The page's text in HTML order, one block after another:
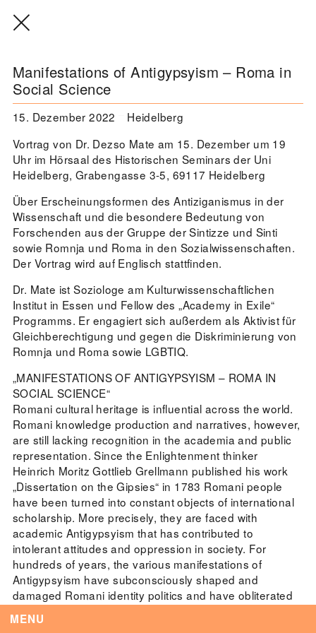
MENU
THE THREAD THAT HOLDS / DER
FADEN, DER HÄLT
Extern
22. Juli 2026 - 04. Oktober 2026 Augsburg
Der Weg der Sinti und Roma
Extern
02. August 2026 - 16. August 2026 Darmstadt
Tag der Menschlichkeit Verband Deutscher
Sinti und Roma, Landesverband Rheinland-
Pfalz nimmt teil
Extern
22. August 2026 Landau in der Pfalz
Vom Vorurteil zur Gewalt: Politische und
soziale Feindbilder in Geschichte und
Gegenwart
Extern
15. September 2026 Dortmund
Manifestations of Antigypsyism – Roma in
Social Science
15. Dezember 2022
Heidelberg
Vortrag von Dr. Dezso Mate am 15. Dezember um 19
Uhr im Hörsaal des Historischen Seminars der Uni
Heidelberg, Grabengasse 3-5, 69117 Heidelberg
Über Erscheinungsformen des Antiziganismus in der
Wissenschaft und die besondere Bedeutung von
Forschenden aus der Gruppe der Sintizze und Sinti
sowie Romnja und Roma in den Sozialwissenschaften.
Der Vortrag wird auf Englisch stattfinden.
Dr. Mate ist Soziologe am Kulturwissenschaftlichen
Institut in Essen und Fellow des „Academy in Exile“
Programms. Er engagiert sich außerdem als Aktivist für
Gleichberechtigung und gegen die Diskriminierung von
Romnja und Roma sowie LGBTIQ.
„MANIFESTATIONS OF ANTIGYPSYISM – ROMA IN
SOCIAL SCIENCE“
Romani cultural heritage is influential across the world.
Romani knowledge production and narratives, however,
are still lacking recognition in the academia and public
representation. Since the Enlightenment thinker
Heinrich Moritz Gottlieb Grellmann published his work
„Dissertation on the Gipsies“ in 1783 Romani people
have been turned into constant objects of international
scholarship. More precisely, they are faced with
academic Antigypsyism that has contributed to
intolerant attitudes and oppression in society. For
hundreds of years, the various manifestations of
Antigypsyism have subconsciously shaped and
damaged Romani identity politics and have obliterated
Romani narratives from history
The lecture presents a piece of critical Romani research